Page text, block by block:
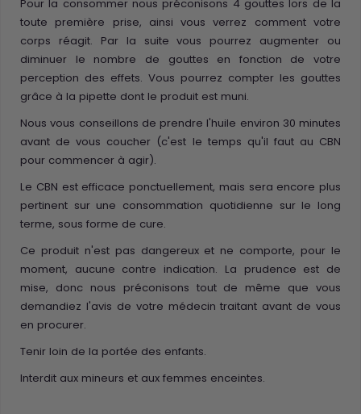
Pour la consommer nous préconisons 4 gouttes lors de la
toute première prise, ainsi vous verrez comment votre
corps réagit. Par la suite vous pourrez augmenter ou
diminuer le nombre de gouttes en fonction de votre
perception des effets. Vous pourrez compter les gouttes
grâce à la pipette dont le produit est muni.
Nous vous conseillons de prendre l'huile environ 30 minutes
avant de vous coucher (c'est le temps qu'il faut au CBN
pour commencer à agir).
Le CBN est efficace ponctuellement, mais sera encore plus
pertinent sur une consommation quotidienne sur le long
terme, sous forme de cure.
Ce produit n'est pas dangereux et ne comporte, pour le
moment, aucune contre indication. La prudence est de
mise, donc nous préconisons tout de même que vous
demandiez l'avis de votre médecin traitant avant de vous
en procurer.
Tenir loin de la portée des enfants.
Interdit aux mineurs et aux femmes enceintes.